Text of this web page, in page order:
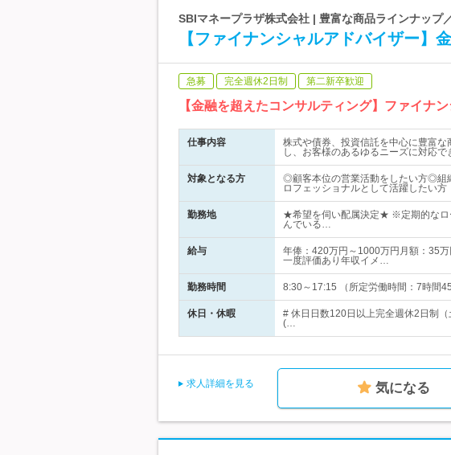
SBIマネープラザ株式会社 | 豊富な商品ラインナッ
【ファイナンシャルアドバイザー】
急募 完全週休2日制 第二新卒歓迎
【金融を超えたコンサルティング】ファイナ
仕事内容
株式や債券、投資信託を中心に豊富
し、お客様のあるゆるニーズに対応で
対象となる方
◎顧客本位の営業活動をしたい方◎組
ロフェッショナルとして活躍したい方
勤務地
★希望を伺い配属決定★ ※定期的なロ
んでいる…
給与
年俸：420万円～1000万円月額：35
一度評価あり年収イメ…
勤務時間 8:30～17:15 （所定労働時間：7時間
休日・休暇
# 休日日数120日以上完全週休2日制
(…
求人詳細を見る 気になる